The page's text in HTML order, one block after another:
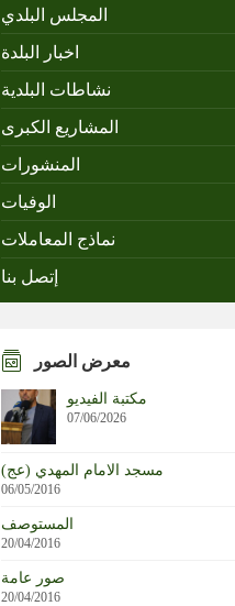
المجلس البلدي
اخبار البلدة
نشاطات البلدية
المشاريع الكبرى
المنشورات
الوفيات
نماذج المعاملات
إتصل بنا
معرض الصور
مكتبة الفيديو
07/06/2026
مسجد الامام المهدي (عج)
06/05/2016
المستوصف
20/04/2016
صور عامة
20/04/2016